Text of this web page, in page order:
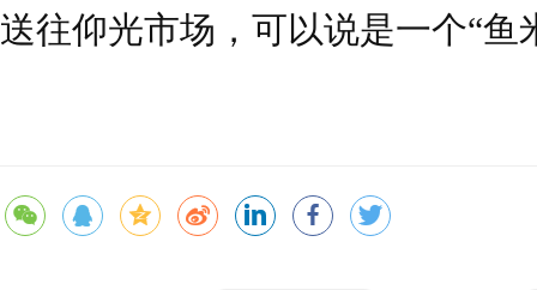
送往仰光市场，可以说是一个“鱼